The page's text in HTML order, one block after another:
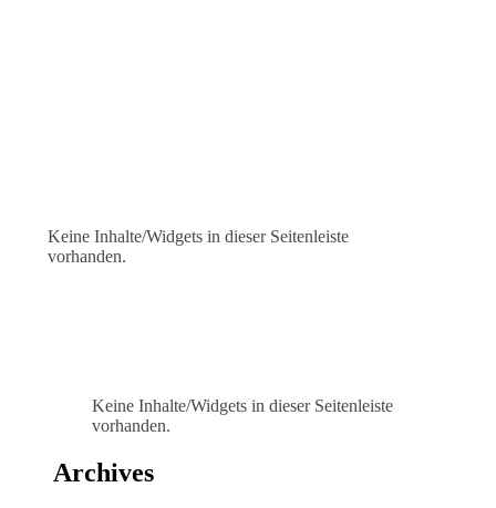
Keine Inhalte/Widgets in dieser Seitenleiste
vorhanden.
Keine Inhalte/Widgets in dieser Seitenleiste
vorhanden.
Archives